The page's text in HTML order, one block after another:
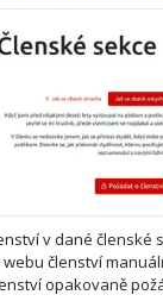
v dané členské
členství
opakovaně